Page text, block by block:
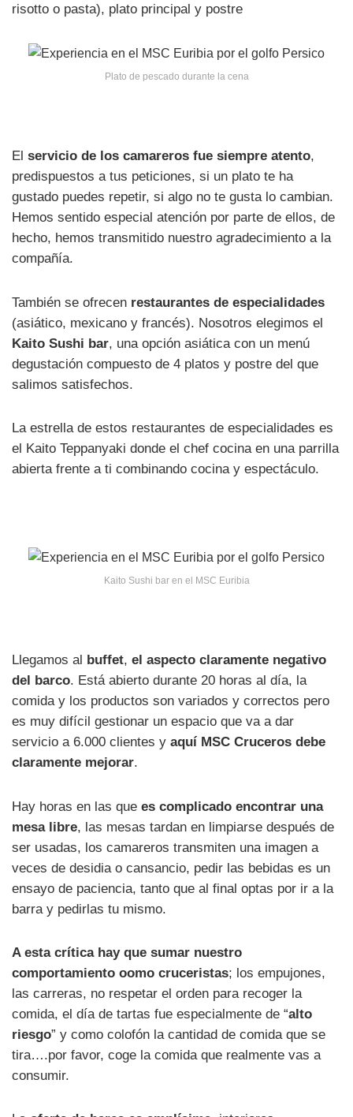
risotto o pasta), plato principal y postre
Plato de pescado durante la cena
El servicio de los camareros fue siempre atento,
predispuestos a tus peticiones, si un plato te ha
gustado puedes repetir, si algo no te gusta lo cambian.
Hemos sentido especial atención por parte de ellos, de
hecho, hemos transmitido nuestro agradecimiento a la
compañía.
También se ofrecen restaurantes de especialidades
(asiático, mexicano y francés). Nosotros elegimos el
Kaito Sushi bar, una opción asiática con un menú
degustación compuesto de 4 platos y postre del que
salimos satisfechos.
La estrella de estos restaurantes de especialidades es
el Kaito Teppanyaki donde el chef cocina en una parrilla
abierta frente a ti combinando cocina y espectáculo.
Kaito Sushi bar en el MSC Euribia
Llegamos al buffet, el aspecto claramente negativo
del barco. Está abierto durante 20 horas al día, la
comida y los productos son variados y correctos pero
es muy difícil gestionar un espacio que va a dar
servicio a 6.000 clientes y aquí MSC Cruceros debe
claramente mejorar.
Hay horas en las que es complicado encontrar una
mesa libre, las mesas tardan en limpiarse después de
ser usadas, los camareros transmiten una imagen a
veces de desidia o cansancio, pedir las bebidas es un
ensayo de paciencia, tanto que al final optas por ir a la
barra y pedirlas tu mismo.
A esta crítica hay que sumar nuestro
comportamiento oomo cruceristas; los empujones,
las carreras, no respetar el orden para recoger la
comida, el día de tartas fue especialmente de “alto
riesgo” y como colofón la cantidad de comida que se
tira….por favor, coge la comida que realmente vas a
consumir.